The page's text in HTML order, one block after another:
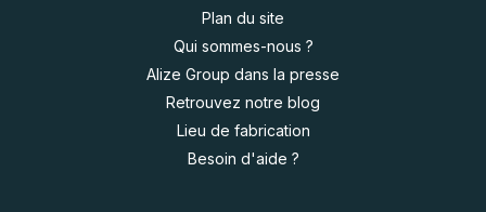
Plan du site
Qui sommes-nous ?
Alize Group dans la presse
Retrouvez notre blog
Lieu de fabrication
Besoin d'aide ?